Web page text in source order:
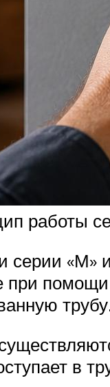
работы
серии «М»
при
в